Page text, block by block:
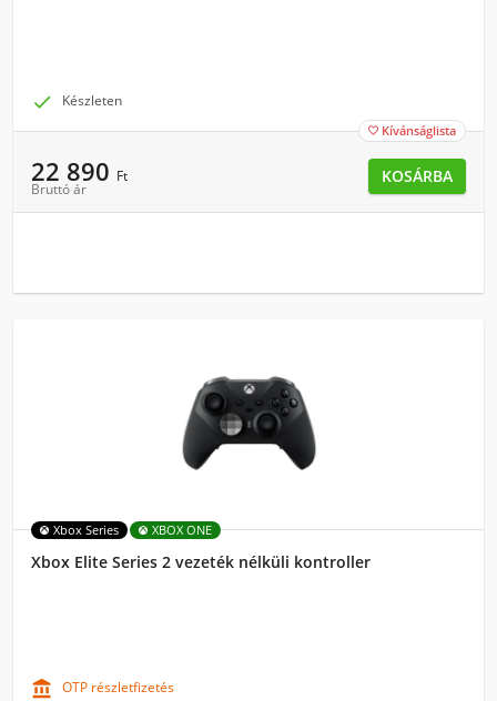
 Készleten
 Kívánságlista
22 890 Ft
Bruttó ár
KOSÁRBA
Xbox Series XBOX ONE
Xbox Elite Series 2 vezeték nélküli kontroller
 OTP részletfizetés